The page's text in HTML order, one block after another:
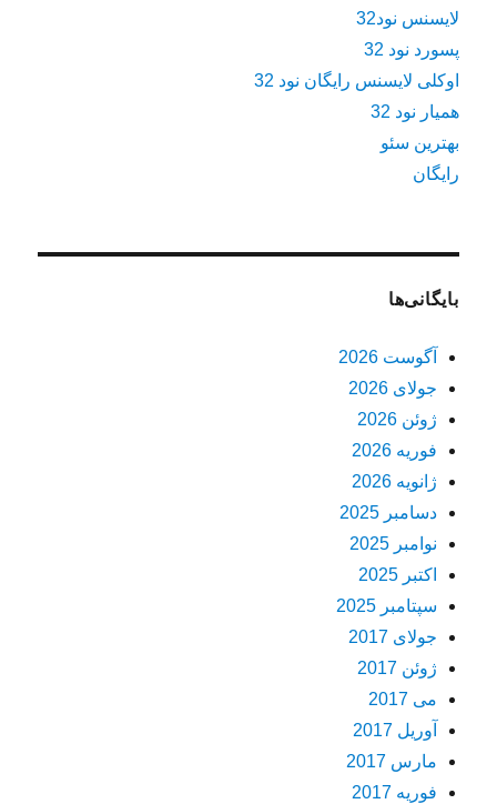
لایسنس نود32
پسورد نود 32
اوکلی لایسنس رایگان نود 32
همیار نود 32
بهترین سئو
رایگان
بایگانی‌ها
آگوست 2026
جولای 2026
ژوئن 2026
فوریه 2026
ژانویه 2026
دسامبر 2025
نوامبر 2025
اکتبر 2025
سپتامبر 2025
جولای 2017
ژوئن 2017
می 2017
آوریل 2017
مارس 2017
فوریه 2017